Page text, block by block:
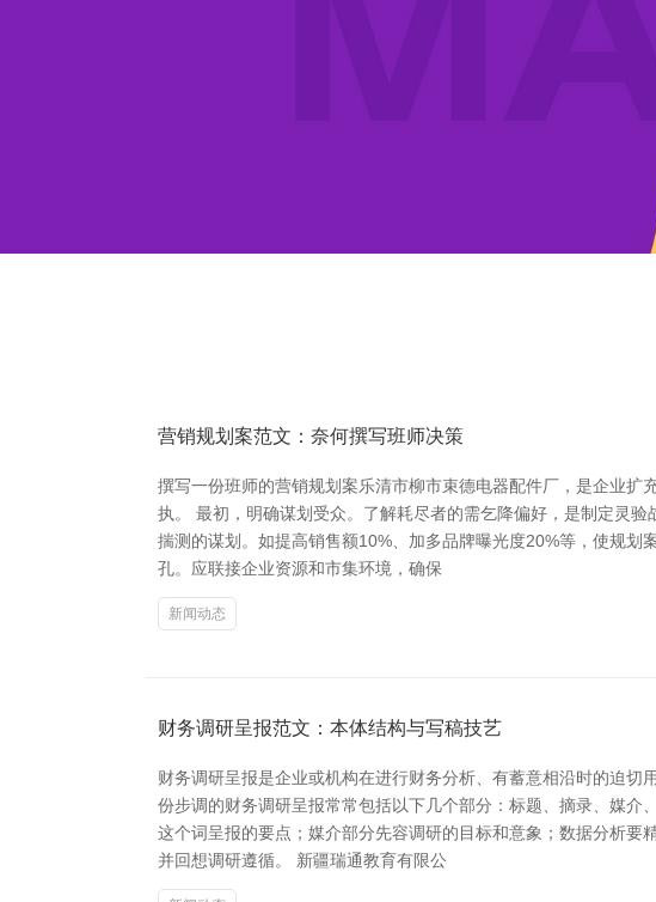
营销规划案范文：奈何撰写班师决策
撰写一份班师的营销规划案乐清市柳市束德电器配件厂，是企业
执。 最初，明确谋划受众。了解耗尽者的需乞降偏好，是制定灵
揣测的谋划。如提高销售额10%、加多品牌曝光度20%等，使规
孔。应联接企业资源和市集环境，确保
新闻动态
财务调研呈报范文：本体结构与写稿技艺
财务调研呈报是企业或机构在进行财务分析、有蓄意相沿时的迫
份步调的财务调研呈报常常包括以下几个部分：标题、摘录、媒
这个词呈报的要点；媒介部分先容调研的目标和意象；数据分析要
并回想调研遵循。 新疆瑞通教育有限公